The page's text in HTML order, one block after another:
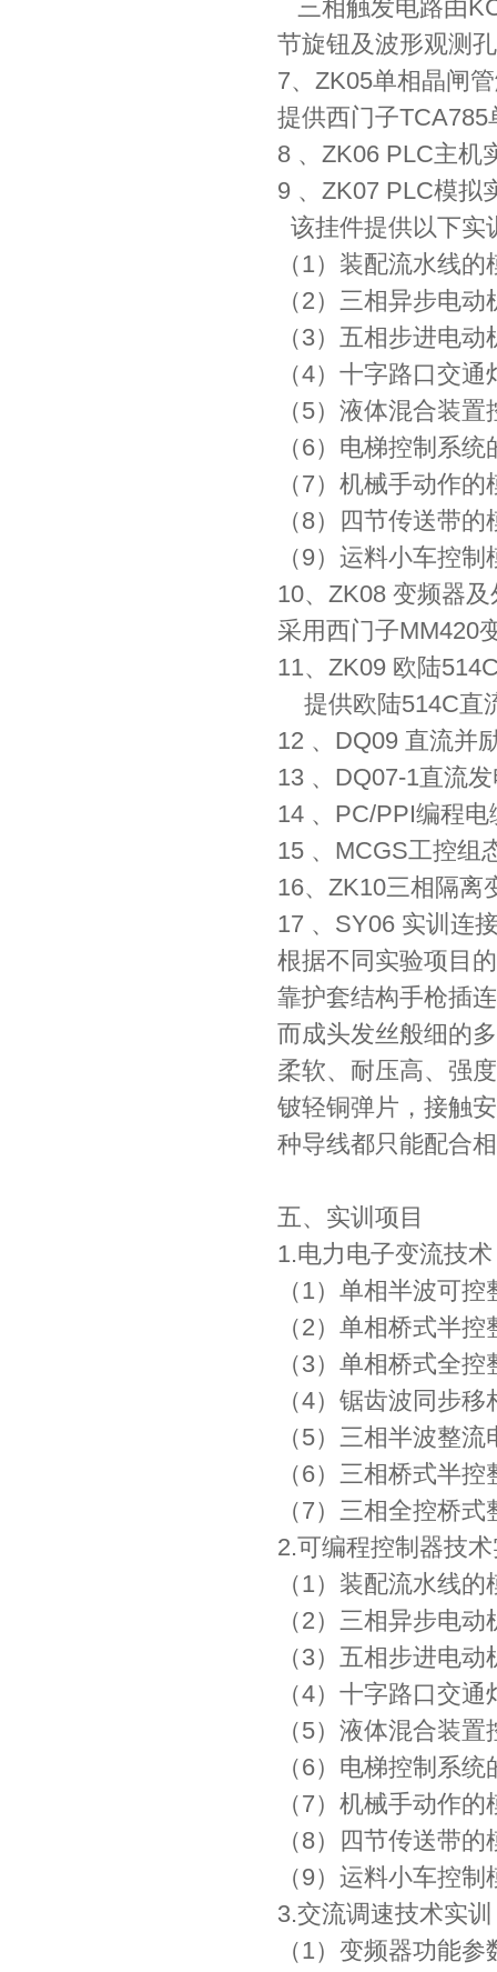
三相触发电路由
节旋钮及波形观测
7、ZK05单相晶闸
提供西门子
8 、ZK06 PLC主机
9 、ZK07 PLC模拟
该挂件提供以下实
（1）装配流水线
（2）三相异步电
（3）五相步进电
（4）十字路口交通
（5）液体混合装
（6）电梯控制系统
（7）机械手动作的
（8）四节传送带的
（9）运料小车控制
10、ZK08 变频器
采用西门子MM420
11、ZK09 欧陆
提供欧陆514C直
12 、DQ09 直流并
13 、DQ07-1直流
14 、PC/PPI编程电
15 、MCGS工控组
16、ZK10三相隔离
17 、SY06 实训连
根据不同实验项目
靠护套结构手枪插
而成头发丝般细的
柔软、耐压高、强
铍轻铜弹片，接触
种导线都只能配合
五、实训项目
1.电力电子变流技术
（1）单相半波可
（2）单相桥式半
（3）单相桥式全
（4）锯齿波同步
（5）三相半波整
（6）三相桥式半
（7）三相全控桥
2.可编程控制器技
（1）装配流水线
（2）三相异步电
（3）五相步进电
（4）十字路口交通
（5）液体混合装
（6）电梯控制系统
（7）机械手动作的
（8）四节传送带的
（9）运料小车控制
3.交流调速技术实训
（1）变频器功能